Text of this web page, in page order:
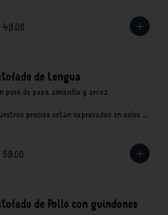
de Lengua
puré de papa amarilla y arroz.
precios están expresados en soles e
de Pollo con guindones